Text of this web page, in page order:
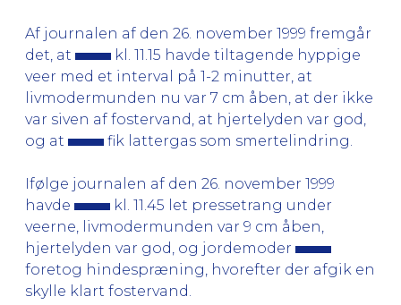
Af journalen af den 26. november 1999 fremgår
det, at
kl. 11.15 havde tiltagende hyppige
veer med et interval på 1-2 minutter, at
livmodermunden nu var 7 cm åben, at der ikke
var siven af fostervand, at hjertelyden var god,
og at
fik lattergas som smertelindring.
Ifølge journalen af den 26. november 1999
havde
kl. 11.45 let pressetrang under
veerne, livmodermunden var 9 cm åben,
hjertelyden var god, og jordemoder
foretog hindespræning, hvorefter der afgik en
skylle klart fostervand.